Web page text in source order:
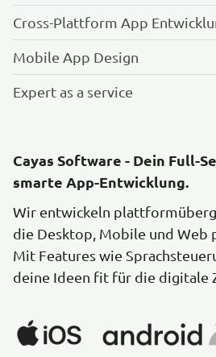
Cross-Plattform App
Mobile App Design
Expert as a service
Cayas Software - Dein Full-
smarte App-Entwicklung.
Wir entwickeln
die Desktop, Mobile und Web
Mit Features wie
deine Ideen fit für die digitale